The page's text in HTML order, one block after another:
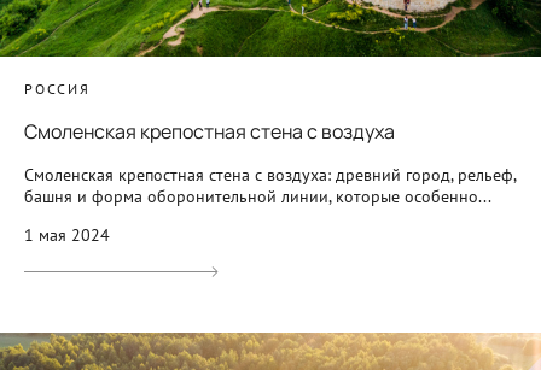
РОССИЯ
Смоленская крепостная стена с воздуха
Смоленская крепостная стена с воздуха: древний город, рельеф,
башня и форма оборонительной линии, которые особенно...
1 мая 2024